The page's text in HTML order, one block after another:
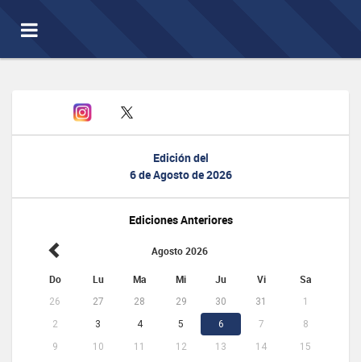
Toggle
navigation
Edición del
6 de Agosto de 2026
Ediciones Anteriores
Agosto 2026
Do Lu Ma Mi Ju Vi Sa
26 27 28 29 30 31
1
2
3 4 5 6 7
8
9
10 11 12 13 14
15